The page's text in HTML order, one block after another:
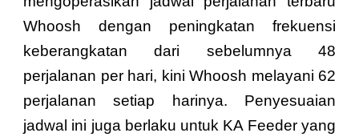
Whoosh dengan peningkatan frekuensi
keberangkatan dari sebelumnya 48
perjalanan per hari, kini Whoosh melayani 62
perjalanan setiap harinya. Penyesuaian
jadwal ini juga berlaku untuk KA Feeder yang